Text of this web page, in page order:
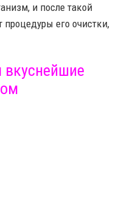
и после такой
его очистки,
вкуснейшие